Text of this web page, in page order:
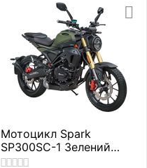
Мотоцикл Spark
SP300SC-1 Зелений
Дорожній